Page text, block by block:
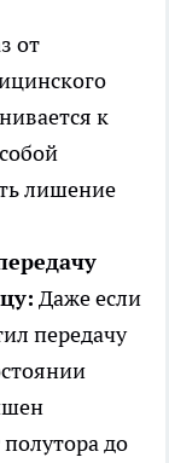
от
к
лишение
Даже если
передачу
до